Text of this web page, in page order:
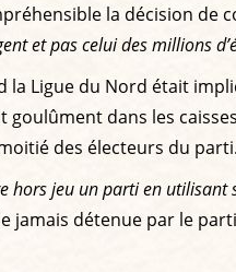
la décision de
et pas celui des millions
la Ligue du Nord était
goulûment dans les
des électeurs du parti.
hors jeu un parti en
détenue par le